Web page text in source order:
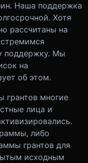
Наша поддержка
Хотя
рассчитаны на
поддержку. Мы
на
об этом.
грантов многие
лица и
либо
грантов для
исходным